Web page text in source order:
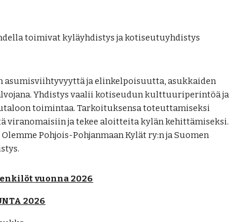
toimivat kyläyhdistys ja kotiseutuyhdistys
asumisviihtyvyyttä ja elinkelpoisuutta, asukkaiden
Yhdistys vaalii kotiseudun kulttuuriperintöä ja
toimintaa. Tarkoituksensa toteuttamiseksi
viranomaisiin ja tekee aloitteita kylän kehittämiseksi.
Pohjois-Pohjanmaan Kylät ry:n ja Suomen
vuonna 2026
2026